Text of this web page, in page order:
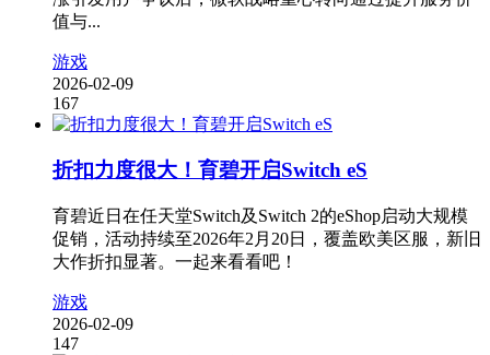
值与...
游戏
2026-02-09
167
折扣力度很大！育碧开启Switch eS
育碧近日在任天堂Switch及Switch 2的eShop启动大规模
促销，活动持续至2026年2月20日，覆盖欧美区服，新旧
大作折扣显著。一起来看看吧！
游戏
2026-02-09
147